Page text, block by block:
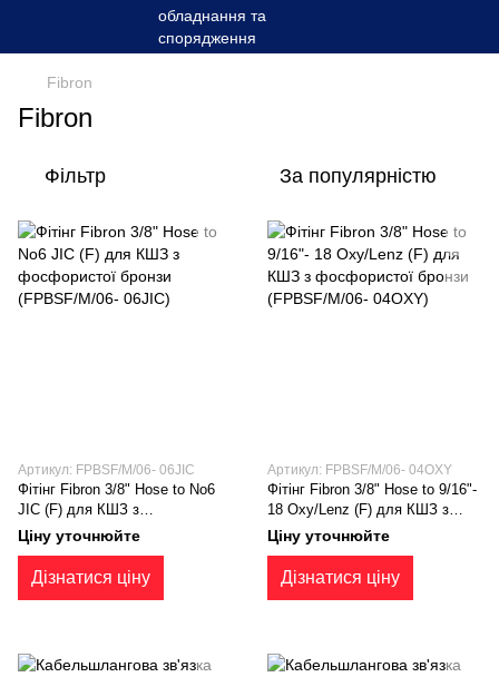
Fibron
Fibron
Фільтр За популярністю
Артикул: FPBSF/M/06- 06JIC
Фітінг Fibron 3/8" Hose to No6
JIC (F) для КШЗ з
фосфористої бронзи
(FPBSF/M/06- 06JIC)
Ціну уточнюйте
Дізнатися ціну
Артикул: FPBSF/M/06- 04OXY
Фітінг Fibron 3/8" Hose to 9/16"-
18 Oxy/Lenz (F) для КШЗ з
фосфористої бронзи
(FPBSF/M/06- 04OXY)
Ціну уточнюйте
Дізнатися ціну